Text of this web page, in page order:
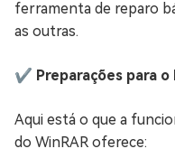
ferramenta de reparo
as outras.
✔️ Preparações para o
Aqui está o que a
do WinRAR oferece: